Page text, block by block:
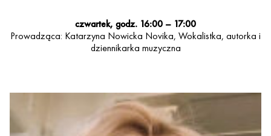
czwartek, godz. 16:00 – 17:00
Prowadząca: Katarzyna Nowicka Novika, Wokalistka, autorka i
dziennikarka muzyczna